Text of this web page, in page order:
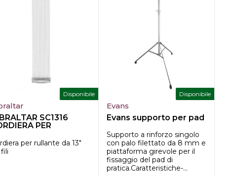
Disponibile
SC1316
PER
per rullante da 13"
fili
Disponibile
Evans
Evans supporto per pad
Supporto a rinforzo singolo
con palo filettato da 8 mm e
piattaforma girevole per il
fissaggio del pad di
pratica.Caratteristiche-...